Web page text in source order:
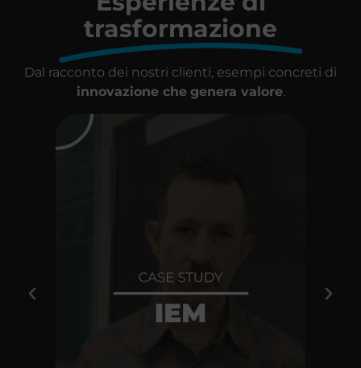
trasformazione
Dal racconto dei nostri clienti, esempi concreti di
innovazione che genera valore.